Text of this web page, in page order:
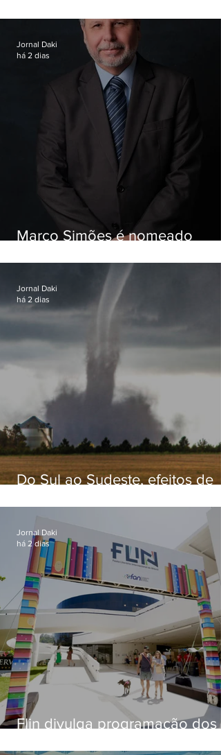
Marco Simões é nomeado
Jornal Daki
há 2 dias
Do Sul ao Sudeste, efeitos de
apreensão na população
Jornal Daki
há 2 dias
Flin divulga programação dos
Jornal Daki
há 2 dias